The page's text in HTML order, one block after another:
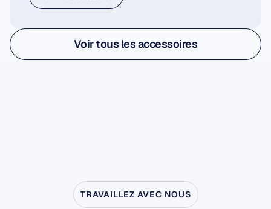
Voir tous les accessoires
Voir tous les accessoires
TRAVAILLEZ AVEC NOUS